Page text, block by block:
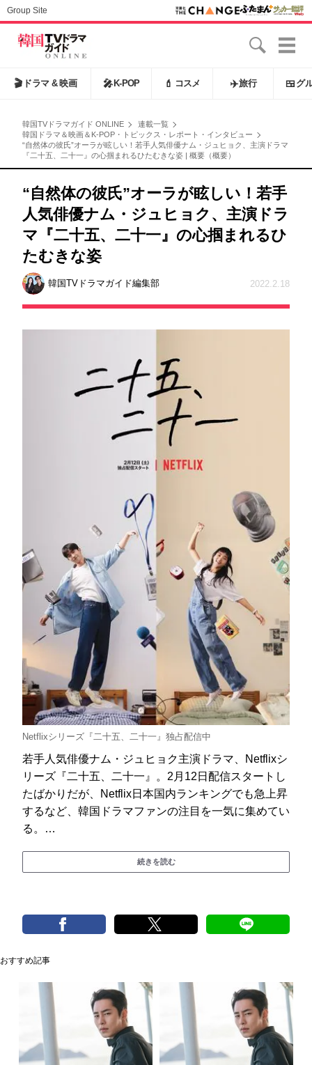
Group Site
🎬 ドラマ & 映画 🎤 K-POP 💄 コスメ ✈️旅行 🍱 グ
韓国TVドラマガイド ONLINE
連載一覧
韓国ドラマ＆映画＆K-POP・トピックス・レポート・インタビュー
“自然体の彼氏”オーラが眩しい！若手人気俳優ナム・ジュヒョク、主演ドラマ
『二十五、二十一』の心掴まれるひたむきな姿 | 概要（概要）
“自然体の彼氏”オーラが眩しい！若手
人気俳優ナム・ジュヒョク、主演ドラ
マ『二十五、二十一』の心掴まれるひ
たむきな姿
韓国TVドラマガイド編集部 2022.2.18
Netflixシリーズ『二十五、二十一』独占配信中
若手人気俳優ナム・ジュヒョク主演ドラマ、Netflixシ
リーズ『二十五、二十一』。2月12日配信スタートし
たばかりだが、Netflix日本国内ランキングでも急上昇
するなど、韓国ドラマファンの注目を一気に集めてい
る。…
続きを読む
おすすめ記事